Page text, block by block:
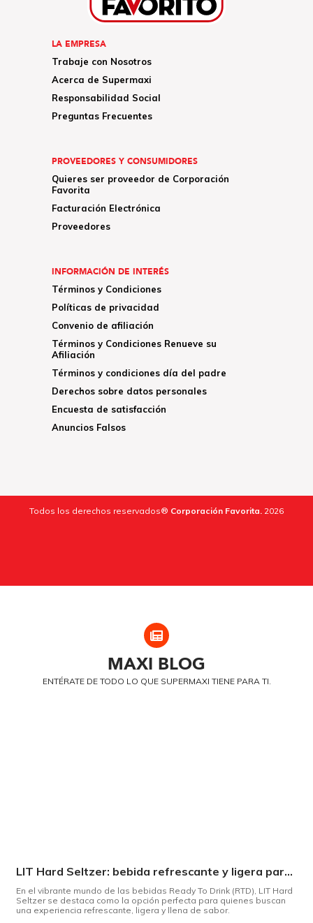
LA EMPRESA
Trabaje con Nosotros
Acerca de Supermaxi
Responsabilidad Social
Preguntas Frecuentes
PROVEEDORES Y CONSUMIDORES
Quieres ser proveedor de Corporación
Favorita
Facturación Electrónica
Proveedores
INFORMACIÓN DE INTERÉS
Términos y Condiciones
Políticas de privacidad
Convenio de afiliación
Términos y Condiciones Renueve su
Afiliación
Términos y condiciones día del padre
Derechos sobre datos personales
Encuesta de satisfacción
Anuncios Falsos
Todos los derechos reservados® Corporación Favorita. 2026
MAXI BLOG
ENTÉRATE DE TODO LO QUE SUPERMAXI TIENE PARA TI.
LIT Hard Seltzer: bebida refrescante y ligera para disfrutar de este verano
En el vibrante mundo de las bebidas Ready To Drink (RTD), LIT Hard
Seltzer se destaca como la opción perfecta para quienes buscan
una experiencia refrescante, ligera y llena de sabor.